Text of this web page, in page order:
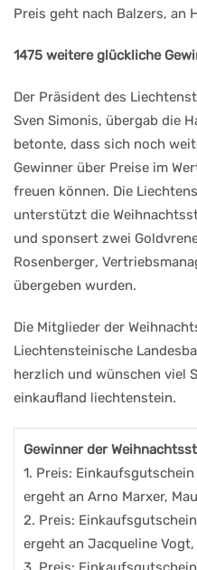
Preis geht nach Balzers, an
1475 weitere glückliche
Der Präsident des
Sven Simonis, übergab die
betonte, dass sich noch
Gewinner über Preise im
freuen können. Die
unterstützt die
und sponsert zwei
Rosenberger,
übergeben wurden.
Die Mitglieder der
Liechtensteinische
herzlich und wünschen viel
einkaufland liechtenstein.
Gewinner der
1. Preis:
ergeht an Arno Marxer,
2. Preis:
ergeht an Jacqueline